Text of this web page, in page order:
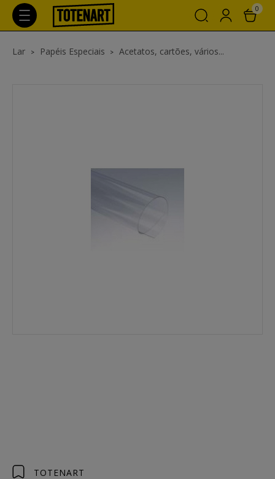
0
Lar Papéis Especiais Acetatos, cartões, vários...
TOTENART